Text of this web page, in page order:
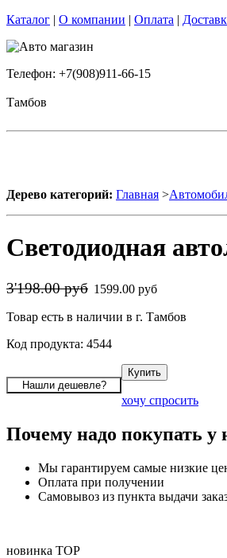
Каталог | О компании | Оплата |
Телефон: +7(908)911-66-15
Тамбов
Дерево категорий: Главная >
Светодиодная
3'198.00 руб 1599.00 руб
Товар есть в наличии в г. Тамбов
Код продукта: 4544
хочу спросить
Почему надо покупать у
Мы гарантируем самые низкие
Оплата при получении
Самовывоз из пункта выдачи
новинка TOP